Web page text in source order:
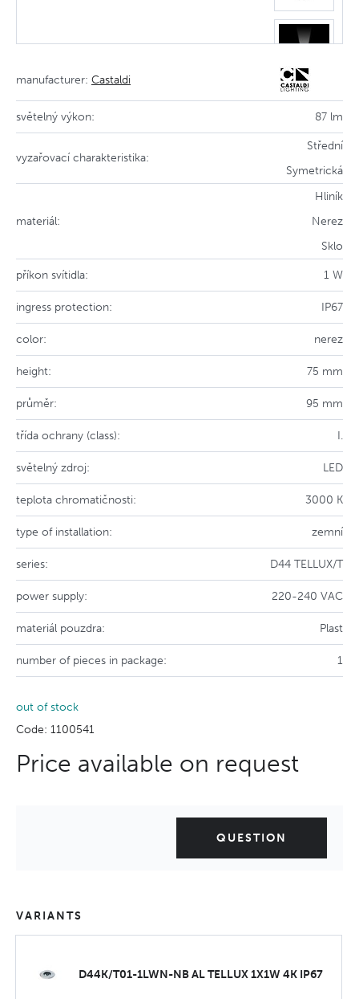
manufacturer: Castaldi
světelný výkon: 87 lm
vyzařovací charakteristika:
Střední
Symetrická
materiál:
Hliník
Nerez
Sklo
příkon svítidla: 1 W
ingress protection: IP67
color: nerez
height: 75 mm
průměr: 95 mm
třída ochrany (class): I.
světelný zdroj: LED
teplota chromatičnosti: 3000 K
type of installation: zemní
series: D44 TELLUX/T
power supply: 220-240 VAC
materiál pouzdra: Plast
number of pieces in package: 1
out of stock
Code: 1100541
Price available on request
QUESTION
VARIANTS
D44K/T01-1LWN-NB AL TELLUX 1X1W 4K IP67